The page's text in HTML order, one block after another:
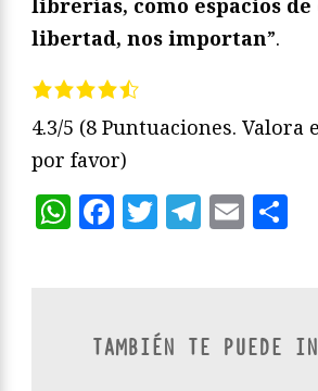
librerías, como espacios
libertad, nos importan”.
4.3/5 (8 Puntuaciones. Valora
por favor)
WhatsApp
Facebook
TwitterEmail
TAMBIÉN TE PUEDE